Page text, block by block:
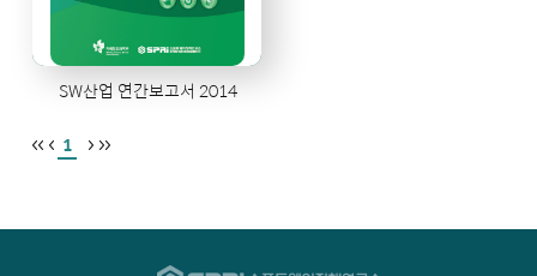
SW산업 연간보고서 2014
1